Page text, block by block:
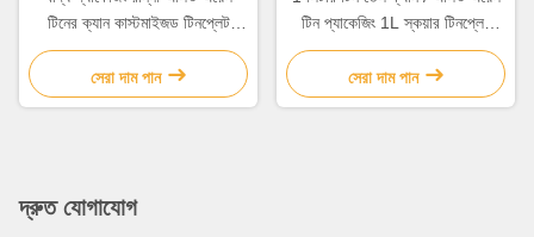
টিনের ক্যান কাস্টমাইজড টিনপ্লেট
উপাদান
সেরা দাম পান
টিন প্যাকেজিং 1L স্কয়ার টিনপ্লেট
ক্যান ভার্জিন ভোজ্য তেল জন্য
সেরা দাম পান
দ্রুত যোগাযোগ